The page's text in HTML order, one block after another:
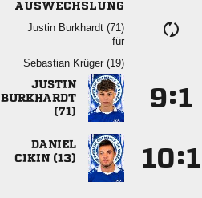
AUSWECHSLUNG
  
für
  



:

 
: